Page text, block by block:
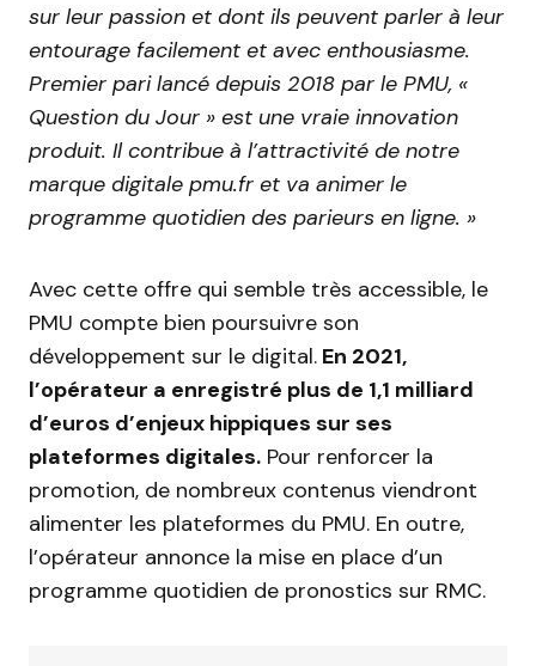
sur leur passion et dont ils peuvent parler à leur
entourage facilement et avec enthousiasme.
Premier pari lancé depuis 2018 par le PMU, «
Question du Jour » est une vraie innovation
produit. Il contribue à l’attractivité de notre
marque digitale pmu.fr et va animer le
programme quotidien des parieurs en ligne. »
Avec cette offre qui semble très accessible, le
PMU compte bien poursuivre son
développement sur le digital. En 2021,
l’opérateur a enregistré plus de 1,1 milliard
d’euros d’enjeux hippiques sur ses
plateformes digitales. Pour renforcer la
promotion, de nombreux contenus viendront
alimenter les plateformes du PMU. En outre,
l’opérateur annonce la mise en place d’un
programme quotidien de pronostics sur RMC.